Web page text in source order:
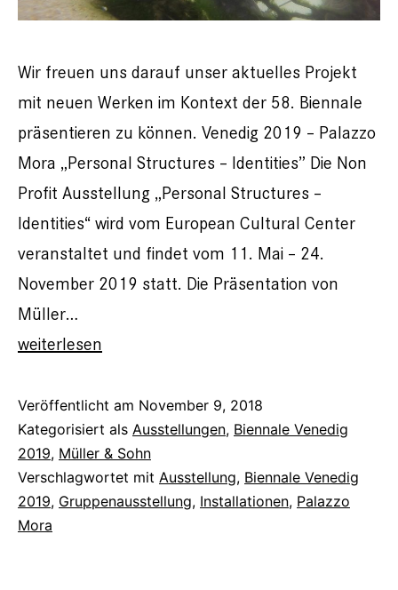
Wir freuen uns darauf unser aktuelles Projekt
mit neuen Werken im Kontext der 58. Biennale
präsentieren zu können. Venedig 2019 – Palazzo
Mora „Personal Structures – Identities” Die Non
Profit Ausstellung „Personal Structures –
Identities“ wird vom European Cultural Center
veranstaltet und findet vom 11. Mai – 24.
November 2019 statt. Die Präsentation von
Müller…
Venedig
–
Palazzo
Mora
weiterlesen
Veröffentlicht am November 9, 2018
Kategorisiert als Ausstellungen, Biennale Venedig
2019, Müller & Sohn
Verschlagwortet mit Ausstellung, Biennale Venedig
2019, Gruppenausstellung, Installationen, Palazzo
Mora